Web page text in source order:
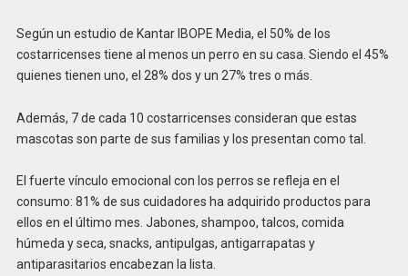
Según un estudio de Kantar IBOPE Media, el 50% de los
costarricenses tiene al menos un perro en su casa. Siendo el 45%
quienes tienen uno, el 28% dos y un 27% tres o más.
Además, 7 de cada 10 costarricenses consideran que estas
mascotas son parte de sus familias y los presentan como tal.
El fuerte vínculo emocional con los perros se refleja en el
consumo: 81% de sus cuidadores ha adquirido productos para
ellos en el último mes. Jabones, shampoo, talcos, comida
húmeda y seca, snacks, antipulgas, antigarrapatas y
antiparasitarios encabezan la lista.